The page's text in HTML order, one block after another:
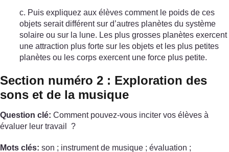
c. Puis expliquez aux élèves comment le poids de ces
objets serait différent sur d’autres planètes du système
solaire ou sur la lune. Les plus grosses planètes exercent
une attraction plus forte sur les objets et les plus petites
planètes ou les corps exercent une force plus petite.
Section numéro 2 : Exploration des
sons et de la musique
Question clé: Comment pouvez-vous inciter vos élèves à
évaluer leur travail ?
Mots clés: son ; instrument de musique ; évaluation ;